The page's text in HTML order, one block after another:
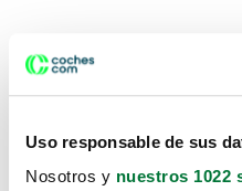
Uso responsable de sus
Nosotros y nuestros 1022